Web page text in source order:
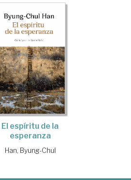
El espíritu de la
esperanza
Han, Byung-Chul